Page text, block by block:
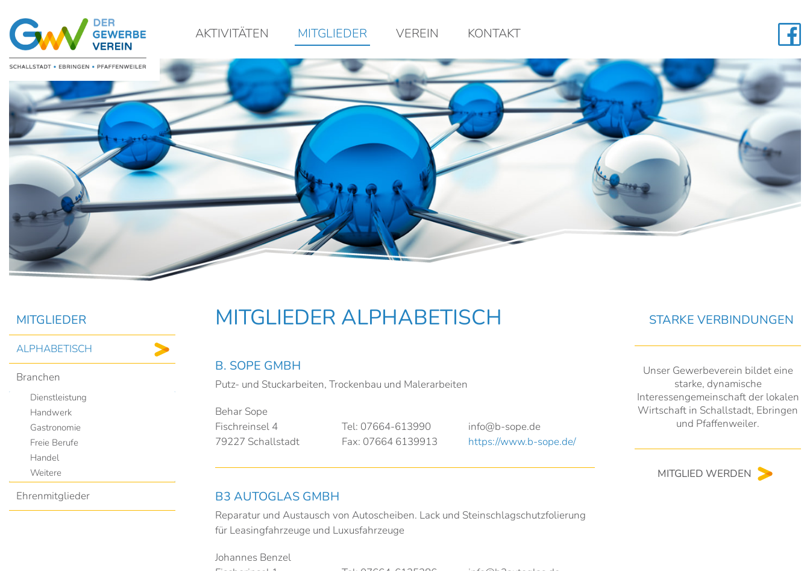
AKTIVITÄTEN MITGLIEDER VEREIN KONTAKT
MITGLIEDER
ALPHABETISCH
Branchen
Dienstleistung
Handwerk
Gastronomie
Freie Berufe
Handel
Weitere
Ehrenmitglieder
STARKE VERBINDUNGEN
Unser Gewerbeverein bildet eine
starke, dynamische
Interessengemeinschaft der lokalen
Wirtschaft in Schallstadt, Ebringen
und Pfaffenweiler.
MITGLIED WERDEN
MITGLIEDER ALPHABETISCH
B. SOPE GMBH
Putz- und Stuckarbeiten, Trockenbau und Malerarbeiten
Behar Sope
Fischreinsel 4
79227 Schallstadt
Tel: 07664-613990
Fax: 07664 6139913
info@b-sope.de
https://www.b-sope.de/
B3 AUTOGLAS GMBH
Reparatur und Austausch von Autoscheiben. Lack und Steinschlagschutzfolierung
für Leasingfahrzeuge und Luxusfahrzeuge
Johannes Benzel